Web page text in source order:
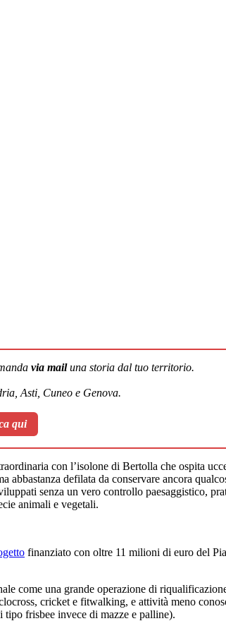
via mailuna storia dal tuo territorio.
Asti, Cuneo e Genova.
qui
con l’isolone di Bertolla che ospita
defilata da conservare ancora
senza un vero controllo paesaggistico,
animali e vegetali.
finanziato con oltre 11 milioni di euro del
come una grande operazione di
cricket e fitwalking, e attività meno
frisbee invece di mazze e palline).